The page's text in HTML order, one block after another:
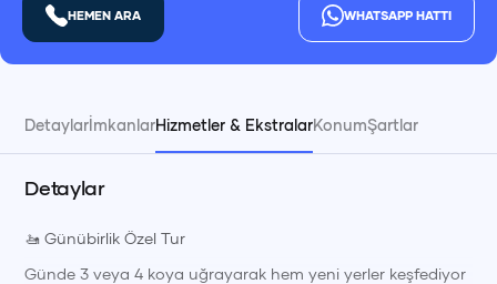
HEMEN ARA WHATSAPP HATTI
DetaylarİmkanlarHizmetler & EkstralarKonumŞartlar
Detaylar
🚤 Günübirlik Özel Tur
Günde 3 veya 4 koya uğrayarak hem yeni yerler keşfediyor